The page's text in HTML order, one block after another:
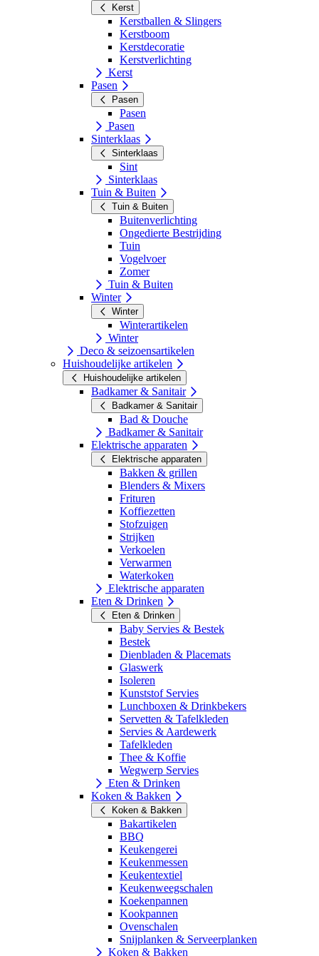
Kerst
Kerstballen & Slingers
Kerstboom
Kerstdecoratie
Kerstverlichting
Kerst
Pasen
Pasen
Pasen
Pasen
Sinterklaas
Sinterklaas
Sint
Sinterklaas
Tuin & Buiten
Tuin & Buiten
Buitenverlichting
Ongedierte Bestrijding
Tuin
Vogelvoer
Zomer
Tuin & Buiten
Winter
Winter
Winterartikelen
Winter
Deco & seizoensartikelen
Huishoudelijke artikelen
Huishoudelijke artikelen
Badkamer & Sanitair
Badkamer & Sanitair
Bad & Douche
Badkamer & Sanitair
Elektrische apparaten
Elektrische apparaten
Bakken & grillen
Blenders & Mixers
Frituren
Koffiezetten
Stofzuigen
Strijken
Verkoelen
Verwarmen
Waterkoken
Elektrische apparaten
Eten & Drinken
Eten & Drinken
Baby Servies & Bestek
Bestek
Dienbladen & Placemats
Glaswerk
Isoleren
Kunststof Servies
Lunchboxen & Drinkbekers
Servetten & Tafelkleden
Servies & Aardewerk
Tafelkleden
Thee & Koffie
Wegwerp Servies
Eten & Drinken
Koken & Bakken
Koken & Bakken
Bakartikelen
BBQ
Keukengerei
Keukenmessen
Keukentextiel
Keukenweegschalen
Koekenpannen
Kookpannen
Ovenschalen
Snijplanken & Serveerplanken
Koken & Bakken